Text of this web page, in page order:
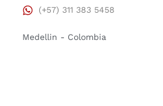
(+57) 311 383 5458
Medellin - Colombia